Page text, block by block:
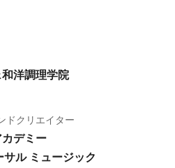
洋調理学院
ドクリエイター
デミー
ル ミュージック